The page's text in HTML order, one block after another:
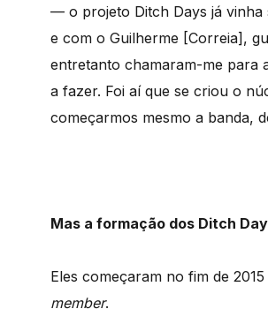
— o projeto Ditch Days já vinha
e com o Guilherme [Correia],
entretanto chamaram-me para
a fazer. Foi aí que se criou o
começarmos mesmo a banda,
Mas a formação dos Ditch
Eles começaram no fim de
member.